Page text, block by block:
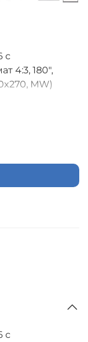
с
4:3, 180",
MW)
с